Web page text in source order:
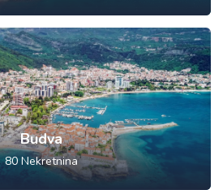
Budva
80 Nekretnina